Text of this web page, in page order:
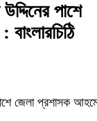
পাশে
জেলা প্রশাসক